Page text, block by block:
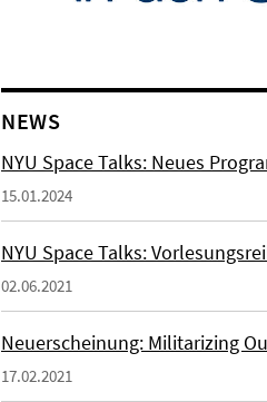
NEWS
NYU Space Talks: Neues
15.01.2024
NYU Space Talks:
02.06.2021
Neuerscheinung: Militarizing
17.02.2021